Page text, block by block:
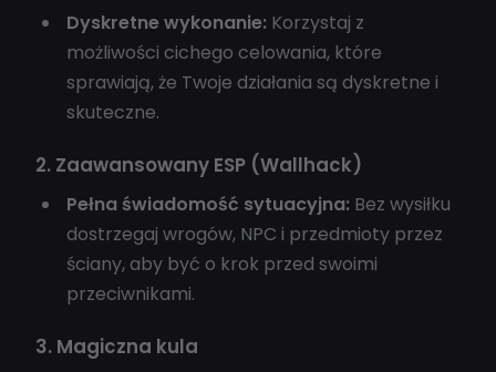
Dyskretne wykonanie: Korzystaj z
możliwości cichego celowania, które
sprawiają, że Twoje działania są dyskretne i
skuteczne.
2. Zaawansowany ESP (Wallhack)
Pełna świadomość sytuacyjna: Bez wysiłku
dostrzegaj wrogów, NPC i przedmioty przez
ściany, aby być o krok przed swoimi
przeciwnikami.
3. Magiczna kula